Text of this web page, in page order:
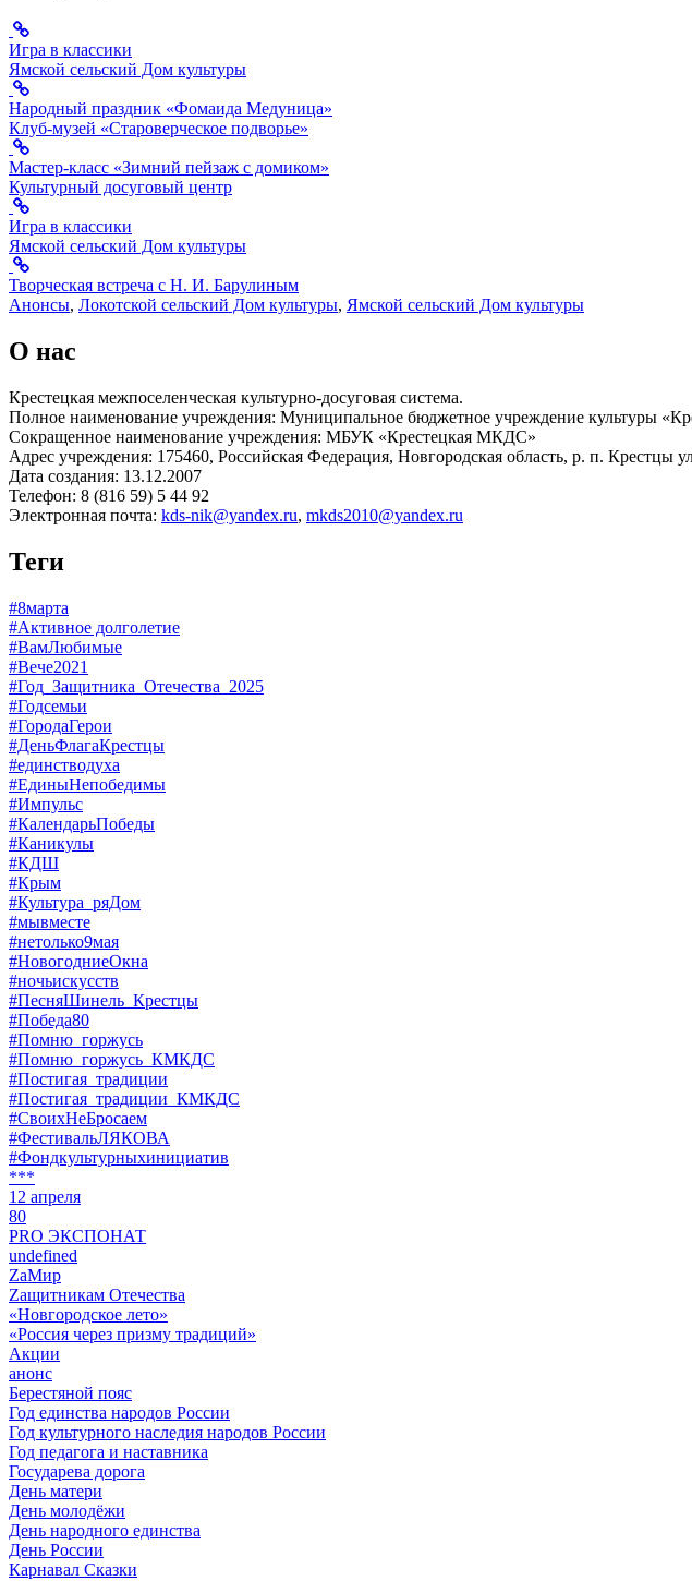
Игра в классики
Ямской сельский Дом культуры
Народный праздник «Фомаида Медуница»
Клуб-музей «Староверческое подворье»
Мастер-класс «Зимний пейзаж с домиком»
Культурный досуговый центр
Игра в классики
Ямской сельский Дом культуры
Творческая встреча с Н. И. Барулиным
Анонсы, Локотской сельский Дом культуры, Ямской сельский Дом культуры
О нас
Крестецкая межпоселенческая культурно-досуговая система.
Полное наименование учреждения: Муниципальное бюджетное учреждение культуры
Сокращенное наименование учреждения: МБУК «Крестецкая МКДС»
Адрес учреждения: 175460, Российская Федерация, Новгородская область, р. п. Крестцы
Дата создания: 13.12.2007
Телефон: 8 (816 59) 5 44 92
Электронная почта: kds-nik@yandex.ru, mkds2010@yandex.ru
Теги
#8марта
#Активное долголетие
#ВамЛюбимые
#Вече2021
#Год_Защитника_Отечества_2025
#Годсемьи
#ГородаГерои
#ДеньФлагаКрестцы
#единстводуха
#ЕдиныНепобедимы
#Импульс
#КалендарьПобеды
#Каникулы
#КДШ
#Крым
#Культура_ряДом
#мывместе
#нетолько9мая
#НовогодниеОкна
#ночьискусств
#ПесняШинель_Крестцы
#Победа80
#Помню_горжусь
#Помню_горжусь_КМКДС
#Постигая_традиции
#Постигая_традиции_КМКДС
#СвоихНеБросаем
#ФестивальЛЯКОВА
#Фондкультурныхинициатив
***
12 апреля
80
PRO ЭКСПОНАТ
undefined
ZaМир
Zащитникам Отечества
«Новгородское лето»
«Россия через призму традиций»
Акции
анонс
Берестяной пояс
Год единства народов России
Год культурного наследия народов России
Год педагога и наставника
Государева дорога
День матери
День молодёжи
День народного единства
День России
Карнавал Сказки